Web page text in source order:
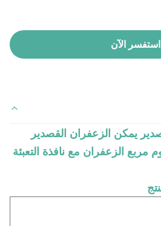
استفسر الآن
يمكن الزعفران القصدير
مربع الزعفران مع نافذة التعبئة